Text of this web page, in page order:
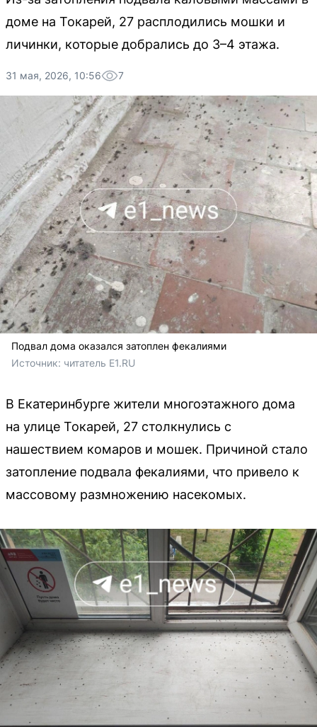
доме на Токарей, 27 расплодились мошки и
личинки, которые добрались до 3–4 этажа.
31 мая, 2026, 10:56 7
Подвал дома оказался затоплен фекалиями
Источник: читатель E1.RU
В Екатеринбурге жители многоэтажного дома
на улице Токарей, 27 столкнулись с
нашествием комаров и мошек. Причиной стало
затопление подвала фекалиями, что привело к
массовому размножению насекомых.